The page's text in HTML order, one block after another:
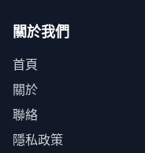
關於我們
首頁
關於
聯絡
隱私政策